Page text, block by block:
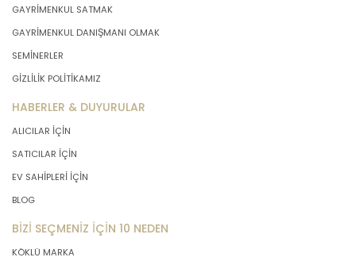
GAYRİMENKUL SATMAK
GAYRİMENKUL DANIŞMANI OLMAK
SEMİNERLER
GİZLİLİK POLİTİKAMIZ
HABERLER & DUYURULAR
ALICILAR İÇİN
SATICILAR İÇİN
EV SAHİPLERİ İÇİN
BLOG
BİZİ SEÇMENİZ İÇİN 10 NEDEN
KÖKLÜ MARKA